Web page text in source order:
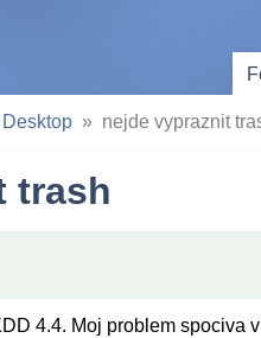
nejde vypraznit
trash
4.4. Moj problem spociva